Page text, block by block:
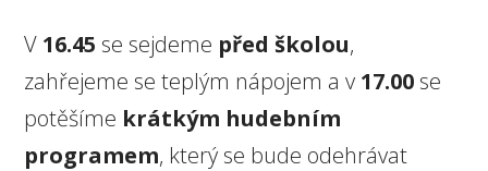
V 16.45 se sejdeme před školou,
zahřejeme se teplým nápojem a v 17.00 se
potěšíme krátkým hudebním
programem, který se bude odehrávat